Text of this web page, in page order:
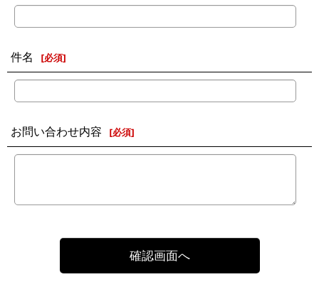
件名 [必須]
お問い合わせ内容 [必須]
確認画面へ